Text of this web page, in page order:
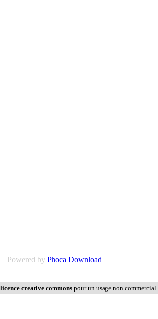
Powered by Phoca Download
licence creative commons pour un usage non commercial.